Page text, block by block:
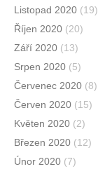
Listopad 2020 (19)
Říjen 2020 (20)
Září 2020 (13)
Srpen 2020 (5)
Červenec 2020 (8)
Červen 2020 (15)
Květen 2020 (2)
Březen 2020 (12)
Únor 2020 (7)